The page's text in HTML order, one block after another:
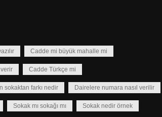
Cadde mi büyük mahalle mi
Cadde Türkçe mi
sokaktan farkı nedir Dairelere numara nasıl verilir
Sokak mı sokağı mı Sokak nedir örnek